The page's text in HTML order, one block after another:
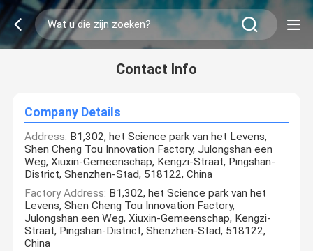
Contact Info
Company Details
Address: B1,302, het Science park van het Levens,
Shen Cheng Tou Innovation Factory, Julongshan een
Weg, Xiuxin-Gemeenschap, Kengzi-Straat, Pingshan-
District, Shenzhen-Stad, 518122, China
Factory Address: B1,302, het Science park van het
Levens, Shen Cheng Tou Innovation Factory,
Julongshan een Weg, Xiuxin-Gemeenschap, Kengzi-
Straat, Pingshan-District, Shenzhen-Stad, 518122,
China